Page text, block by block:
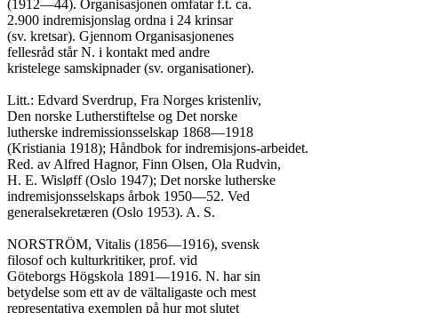
(1912—44). Organisasjonen omfatar f.t. ca.
2.900 indremisjonslag ordna i 24 krinsar
(sv. kretsar). Gjennom Organisasjonenes
fellesråd står N. i kontakt med andre
kristelege samskipnader (sv. organisationer).
Litt.: Edvard Sverdrup, Fra Norges kristenliv,
Den norske Lutherstiftelse og Det norske
lutherske indremissionsselskap 1868—1918
(Kristiania 1918); Håndbok for indremisjons-arbeidet.
Red. av Alfred Hagnor, Finn Olsen, Ola Rudvin,
H. E. Wisløff (Oslo 1947); Det norske lutherske
indremisjonsselskaps årbok 1950—52. Ved
generalsekretæren (Oslo 1953). A. S.
NORSTRÖM, Vitalis (1856—1916), svensk
filosof och kulturkritiker, prof. vid
Göteborgs Högskola 1891—1916. N. har sin
betydelse som ett av de vältaligaste och mest
representativa exemplen på hur mot slutet